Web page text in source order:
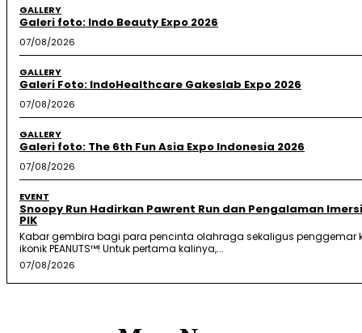
GALLERY
Galeri foto: Indo Beauty Expo 2026
07/08/2026
GALLERY
Galeri Foto: IndoHealthcare Gakeslab Expo 2026
07/08/2026
GALLERY
Galeri foto: The 6th Fun Asia Expo Indonesia 2026
07/08/2026
EVENT
Snoopy Run Hadirkan Pawrent Run dan Pengalaman
PIK
Kabar gembira bagi para pencinta olahraga sekaligus penggemar
ikonik PEANUTS™! Untuk pertama kalinya,...
07/08/2026